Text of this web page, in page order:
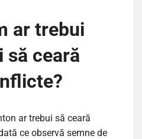
ar trebui
să ceară
ar trebui să ceară
ce observă semne de